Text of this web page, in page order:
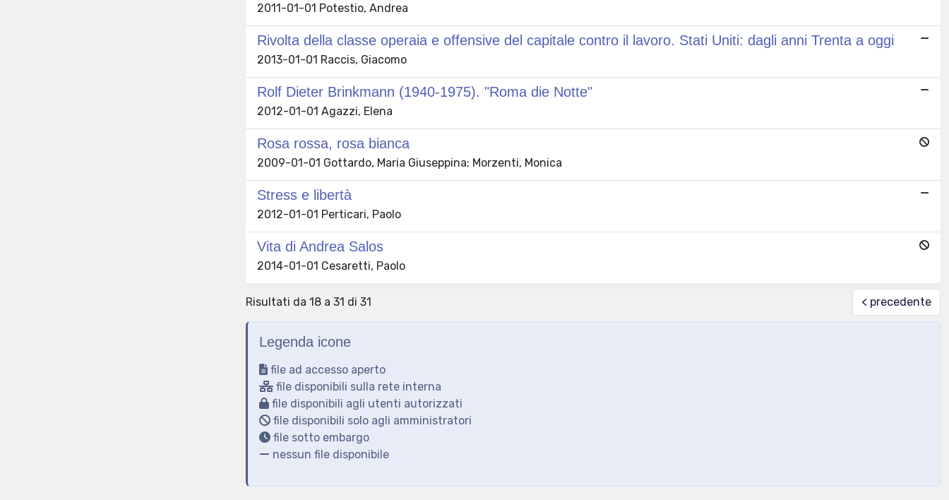
2011-01-01 Potestio, Andrea
Rivolta della classe operaia e offensive del capitale contro il lavoro. Stati Uniti: dagli anni Trenta a oggi
2013-01-01 Raccis, Giacomo
Rolf Dieter Brinkmann (1940-1975). "Roma die Notte"
2012-01-01 Agazzi, Elena
Rosa rossa, rosa bianca
2009-01-01 Gottardo, Maria Giuseppina; Morzenti, Monica
Stress e libertà
2012-01-01 Perticari, Paolo
Vita di Andrea Salos
2014-01-01 Cesaretti, Paolo
Risultati da 18 a 31 di 31 < precedente
Legenda icone
file ad accesso aperto
file disponibili sulla rete interna
file disponibili agli utenti autorizzati
file disponibili solo agli amministratori
file sotto embargo
nessun file disponibile